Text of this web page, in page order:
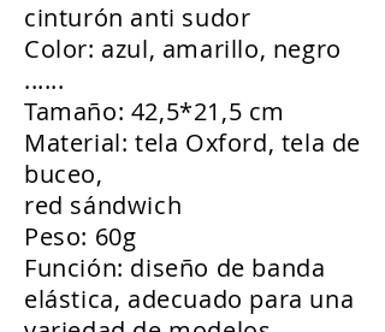
cinturón anti sudor
Color: azul, amarillo, negro
......
Tamaño: 42,5*21,5 cm
Material: tela Oxford, tela de
buceo,
red sándwich
Peso: 60g
Función: diseño de banda
elástica, adecuado para una